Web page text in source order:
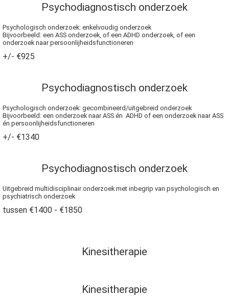
Psychodiagnostisch onderzoek
Psychologisch onderzoek: enkelvoudig onderzoek
Bijvoorbeeld: een ASS onderzoek, of een ADHD onderzoek, of een
onderzoek naar persoonlijheidsfunctioneren
+/- €925
Psychodiagnostisch onderzoek
Psychologisch onderzoek: gecombineerd/uitgebreid onderzoek
Bijvoorbeeld: een onderzoek naar ASS én ADHD of een onderzoek naar ASS
én persoonlijheidsfunctioneren
+/- €1340
Psychodiagnostisch onderzoek
Uitgebreid multidisciplinair onderzoek met inbegrip van psychologisch en
psychiatrisch onderzoek
tussen €1400 - €1850
Kinesitherapie
Kinesitherapie